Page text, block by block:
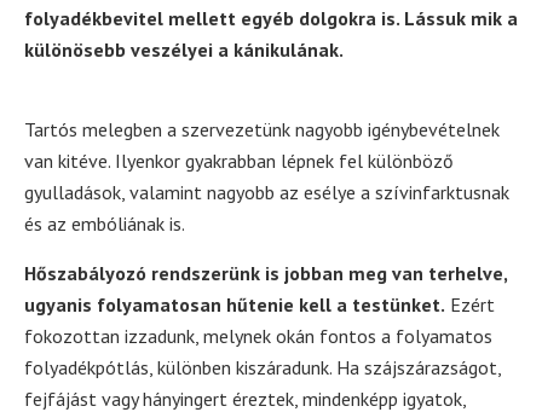
folyadékbevitel mellett egyéb dolgokra is. Lássuk mik a
különösebb veszélyei a kánikulának.
Tartós melegben a szervezetünk nagyobb igénybevételnek
van kitéve. Ilyenkor gyakrabban lépnek fel különböző
gyulladások, valamint nagyobb az esélye a szívinfarktusnak
és az embóliának is.
Hőszabályozó rendszerünk is jobban meg van terhelve,
ugyanis folyamatosan hűtenie kell a testünket. Ezért
fokozottan izzadunk, melynek okán fontos a folyamatos
folyadékpótlás, különben kiszáradunk. Ha szájszárazságot,
fejfájást vagy hányingert éreztek, mindenképp igyatok,